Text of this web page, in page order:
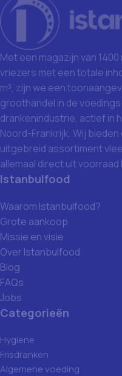
Met een magazijn van 1400
vriezers met een totale
m³, zijn we een
groothandel in de
drankenindustrie, actief in
Noord-Frankrijk. Wij bieden
uitgebreid assortiment
allemaal direct uit voorraad
Istanbulfood
Waarom Istanbulfood?
Grote aankoop
Missie en visie
Over Istanbulfood
Blog
FAQs
Jobs
Categorieën
Hygiene
Frisdranken
Algemene voeding